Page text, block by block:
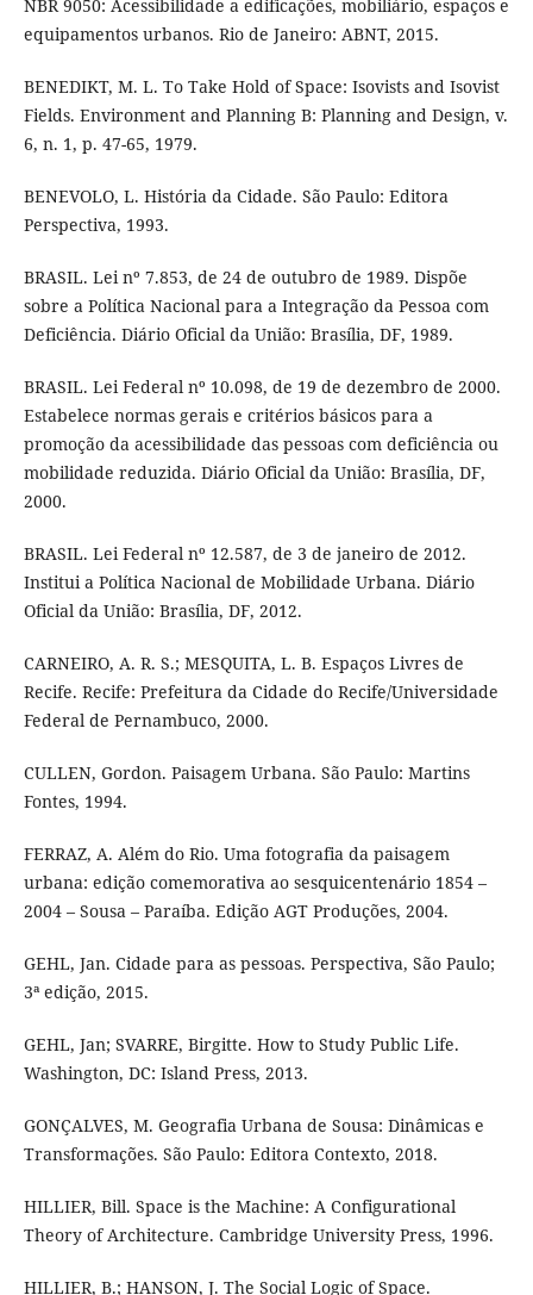
NBR 9050: Acessibilidade a edificações, mobiliário, espaços e
equipamentos urbanos. Rio de Janeiro: ABNT, 2015.
BENEDIKT, M. L. To Take Hold of Space: Isovists and Isovist
Fields. Environment and Planning B: Planning and Design, v.
6, n. 1, p. 47-65, 1979.
BENEVOLO, L. História da Cidade. São Paulo: Editora
Perspectiva, 1993.
BRASIL. Lei nº 7.853, de 24 de outubro de 1989. Dispõe
sobre a Política Nacional para a Integração da Pessoa com
Deficiência. Diário Oficial da União: Brasília, DF, 1989.
BRASIL. Lei Federal nº 10.098, de 19 de dezembro de 2000.
Estabelece normas gerais e critérios básicos para a
promoção da acessibilidade das pessoas com deficiência ou
mobilidade reduzida. Diário Oficial da União: Brasília, DF,
2000.
BRASIL. Lei Federal nº 12.587, de 3 de janeiro de 2012.
Institui a Política Nacional de Mobilidade Urbana. Diário
Oficial da União: Brasília, DF, 2012.
CARNEIRO, A. R. S.; MESQUITA, L. B. Espaços Livres de
Recife. Recife: Prefeitura da Cidade do Recife/Universidade
Federal de Pernambuco, 2000.
CULLEN, Gordon. Paisagem Urbana. São Paulo: Martins
Fontes, 1994.
FERRAZ, A. Além do Rio. Uma fotografia da paisagem
urbana: edição comemorativa ao sesquicentenário 1854 –
2004 – Sousa – Paraíba. Edição AGT Produções, 2004.
GEHL, Jan. Cidade para as pessoas. Perspectiva, São Paulo;
3ª edição, 2015.
GEHL, Jan; SVARRE, Birgitte. How to Study Public Life.
Washington, DC: Island Press, 2013.
GONÇALVES, M. Geografia Urbana de Sousa: Dinâmicas e
Transformações. São Paulo: Editora Contexto, 2018.
HILLIER, Bill. Space is the Machine: A Configurational
Theory of Architecture. Cambridge University Press, 1996.
HILLIER, B.; HANSON, J. The Social Logic of Space.